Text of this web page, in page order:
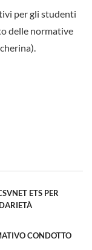
per gli studenti
delle normative
ETS PER
CONDOTTO